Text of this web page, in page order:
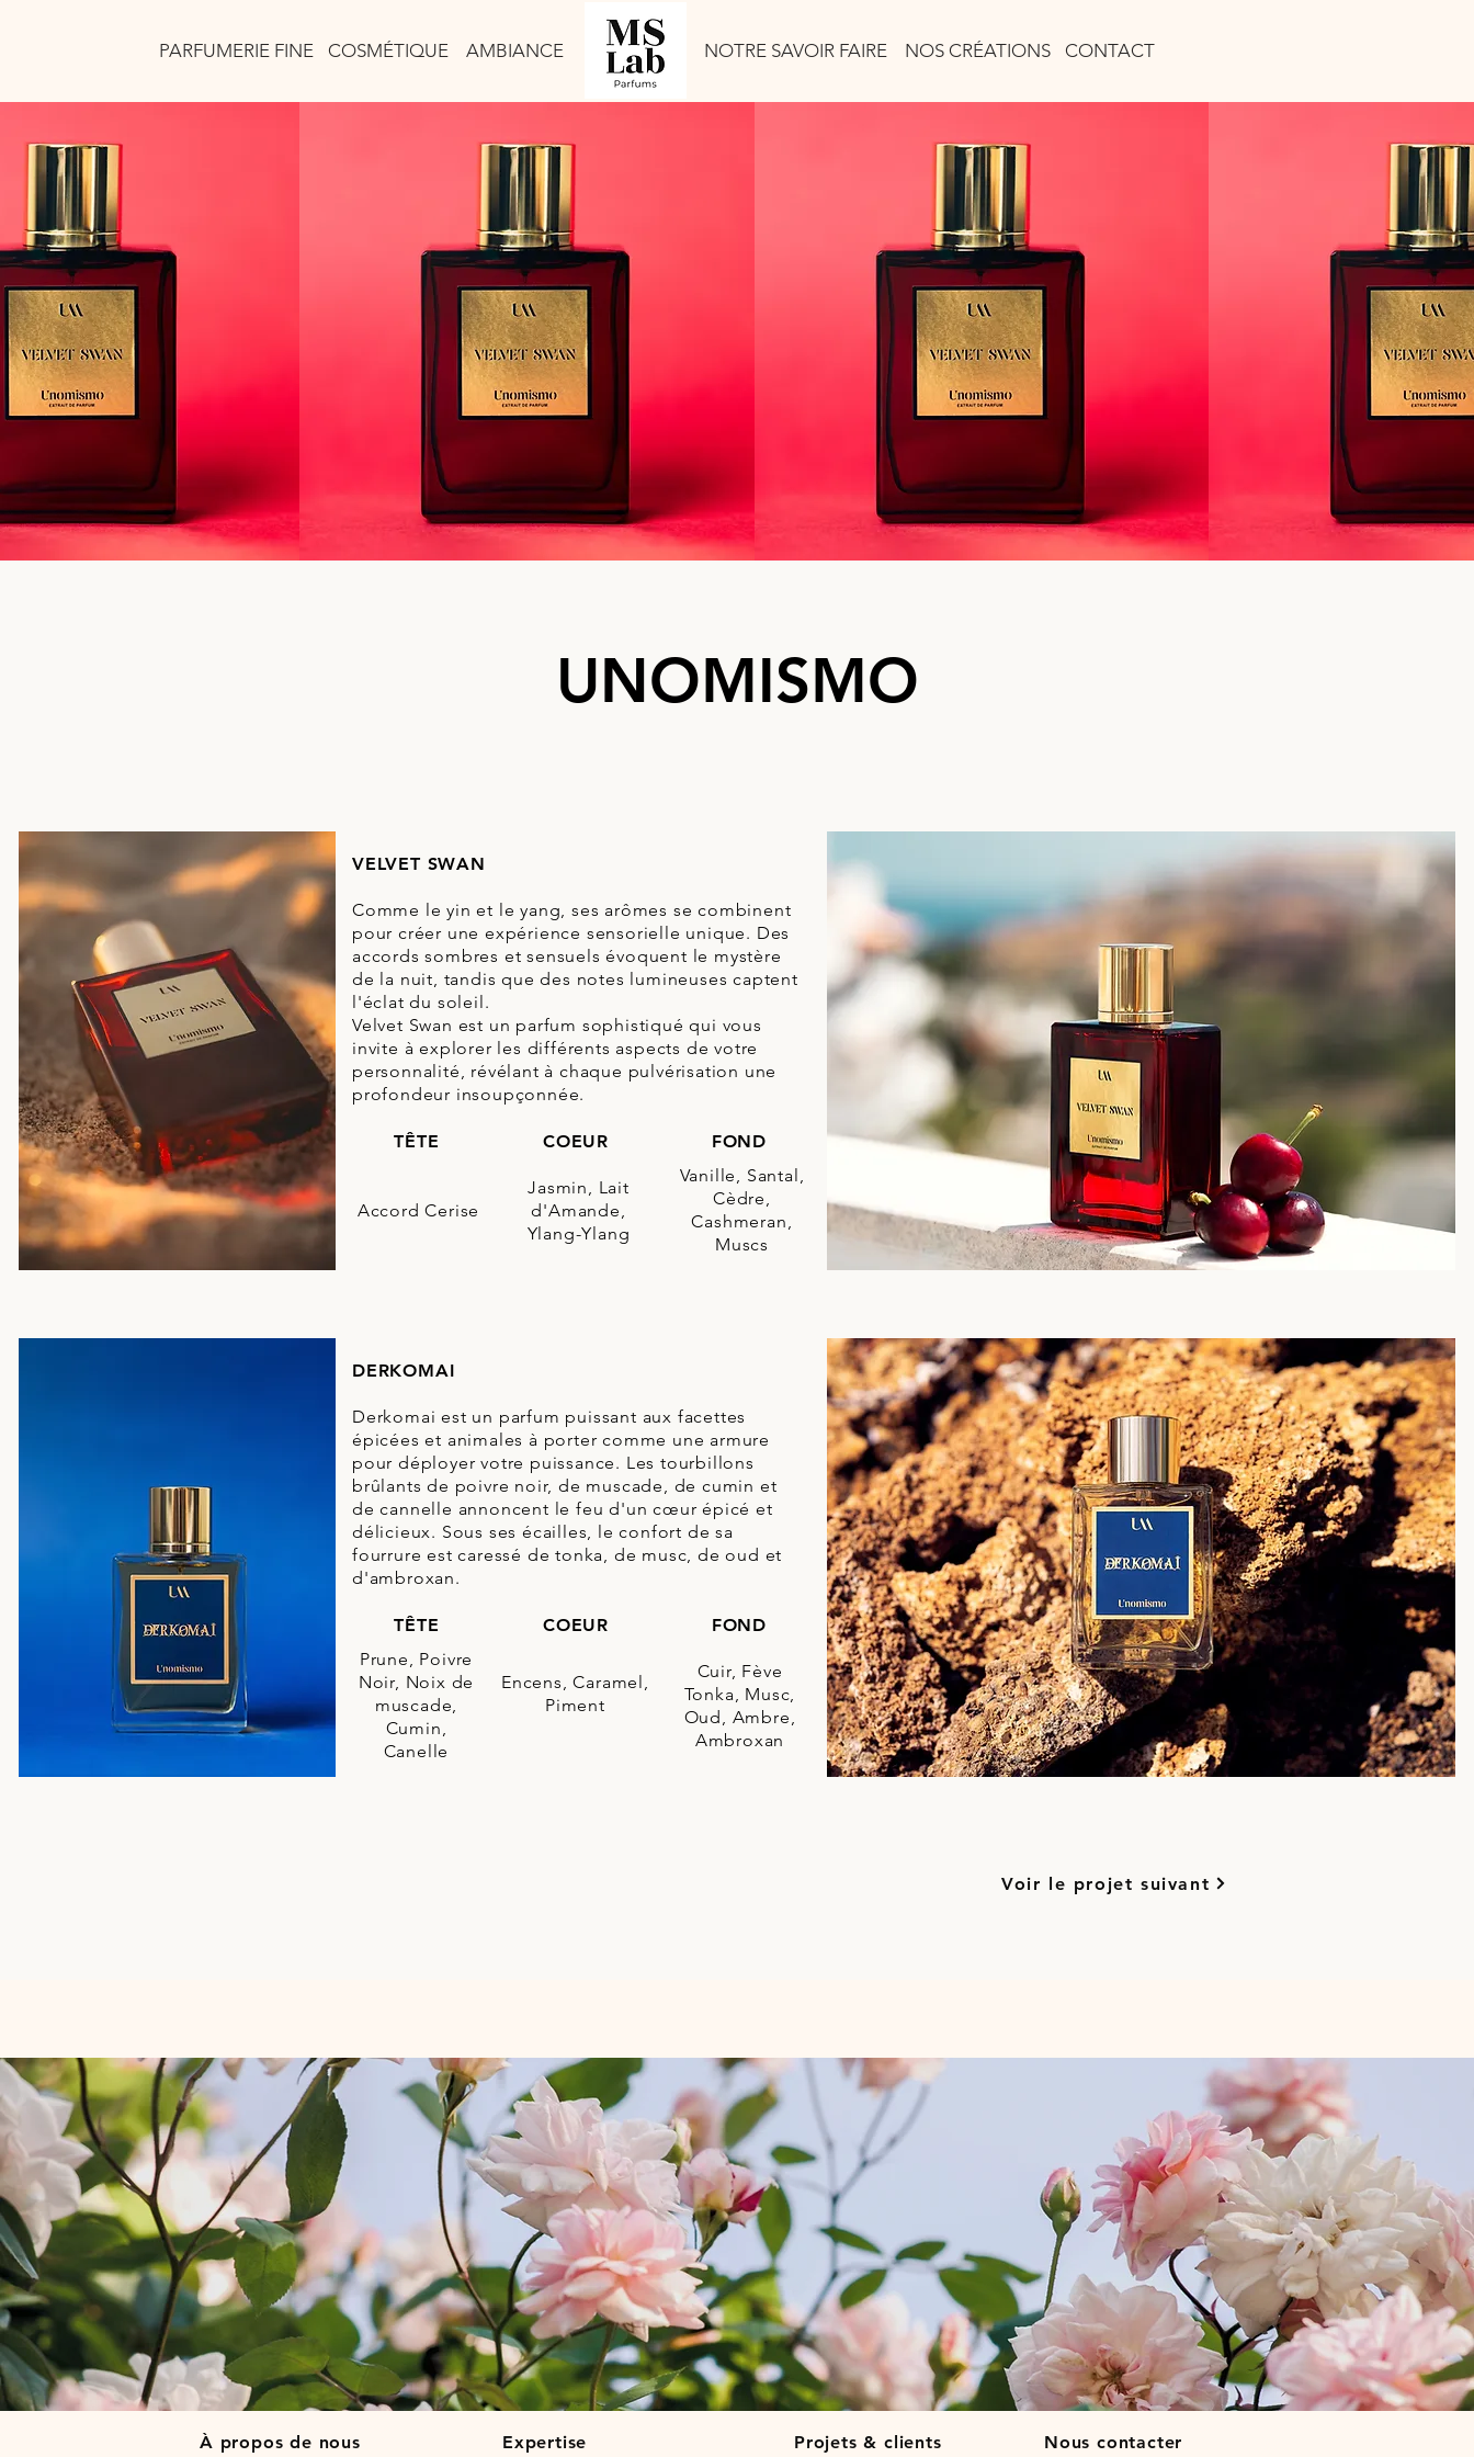
PARFUMERIE FINE COSMÉTIQUE AMBIANCE NOTRE SAVOIR FAIRE NOS CRÉATIONS CONTACT
UNOMISMO
VELVET SWAN
Comme le yin et le yang, ses arômes se combinent
pour créer une expérience sensorielle unique. Des
accords sombres et sensuels évoquent le mystère
de la nuit, tandis que des notes lumineuses captent
l'éclat du soleil.
Velvet Swan est un parfum sophistiqué qui vous
invite à explorer les différents aspects de votre
personnalité, révélant à chaque pulvérisation une
profondeur insoupçonnée.
TÊTE
Accord Cerise
COEUR
Jasmin, Lait
d'Amande,
Ylang-Ylang
FOND
Vanille, Santal,
Cèdre,
Cashmeran,
Muscs
DERKOMAI
Derkomai est un parfum puissant aux facettes
épicées et animales à porter comme une armure
pour déployer votre puissance. Les tourbillons
brûlants de poivre noir, de muscade, de cumin et
de cannelle annoncent le feu d'un cœur épicé et
délicieux. Sous ses écailles, le confort de sa
fourrure est caressé de tonka, de musc, de oud et
d'ambroxan.
TÊTE
Prune, Poivre
Noir, Noix de
muscade,
Cumin,
Canelle
COEUR
Encens, Caramel,
Piment
FOND
Cuir, Fève
Tonka, Musc,
Oud, Ambre,
Ambroxan
Voir le projet suivant
À propos de nous Expertise Projets & clients Nous contacter